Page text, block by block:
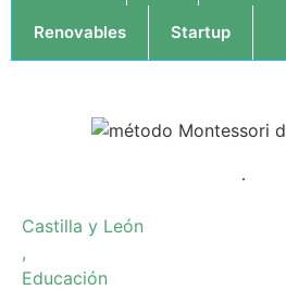
Renovables Startup
Castilla y León
,
Educación